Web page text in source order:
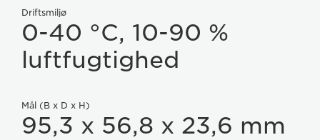
Driftsmiljø
0-40 °C, 10-90 %
luftfugtighed
Mål (B x D x H)
95,3 x 56,8 x 23,6 mm